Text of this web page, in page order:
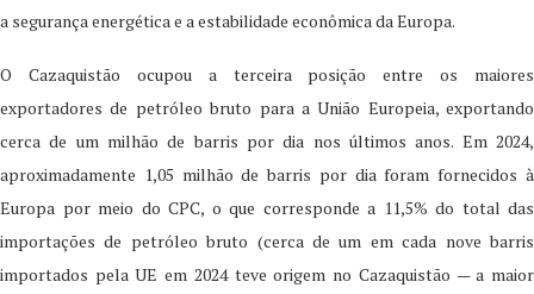
a segurança energética e a estabilidade econômica da Europa.
O Cazaquistão ocupou a terceira posição entre os maiores
exportadores de petróleo bruto para a União Europeia, exportando
cerca de um milhão de barris por dia nos últimos anos. Em 2024,
aproximadamente 1,05 milhão de barris por dia foram fornecidos à
Europa por meio do CPC, o que corresponde a 11,5% do total das
importações de petróleo bruto (cerca de um em cada nove barris
importados pela UE em 2024 teve origem no Cazaquistão — a maior